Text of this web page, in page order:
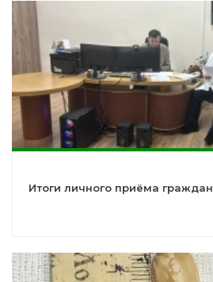
Итоги личного приёма граждан